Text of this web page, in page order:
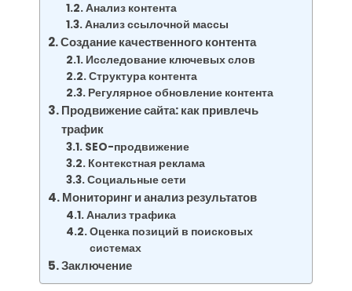
Анализ контента
Анализ ссылочной массы
Создание качественного контента
Исследование ключевых слов
Структура контента
Регулярное обновление контента
Продвижение сайта: как привлечь
трафик
SEO-продвижение
Контекстная реклама
Социальные сети
Мониторинг и анализ результатов
Анализ трафика
Оценка позиций в поисковых
системах
Заключение